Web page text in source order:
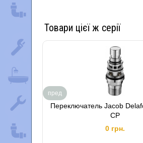
Товари цієї ж серії
Переключатель Jacob
CP
0 грн.
пред